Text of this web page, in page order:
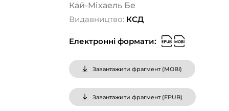
література та посібники
Кай-Міхаель Бе
Видавництво: КСД
Електронні формати:
Завантажити фрагмент (MOBI)
Завантажити фрагмент (EPUB)